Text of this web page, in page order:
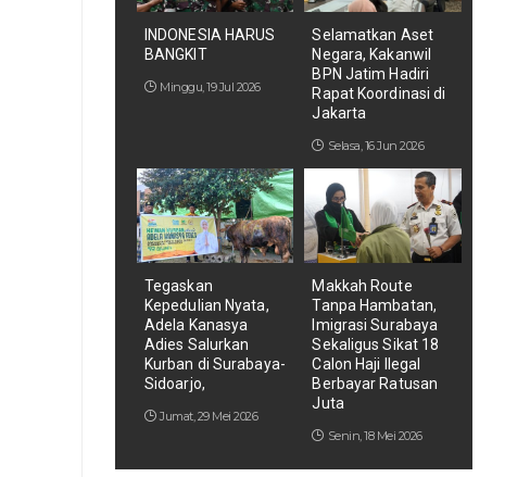
INDONESIA HARUS
BANGKIT
Minggu, 19 Jul 2026
Selamatkan Aset
Negara, Kakanwil
BPN Jatim Hadiri
Rapat Koordinasi di
Jakarta
Selasa, 16 Jun 2026
Tegaskan
Kepedulian Nyata,
Adela Kanasya
Adies Salurkan
Kurban di Surabaya-
Sidoarjo,
Jumat, 29 Mei 2026
Makkah Route
Tanpa Hambatan,
Imigrasi Surabaya
Sekaligus Sikat 18
Calon Haji Ilegal
Berbayar Ratusan
Juta
Senin, 18 Mei 2026